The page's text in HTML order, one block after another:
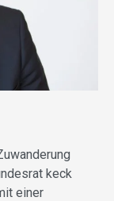
keck
einer